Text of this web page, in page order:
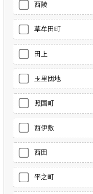
西陵
草牟田町
田上
玉里団地
照国町
西伊敷
西田
平之町